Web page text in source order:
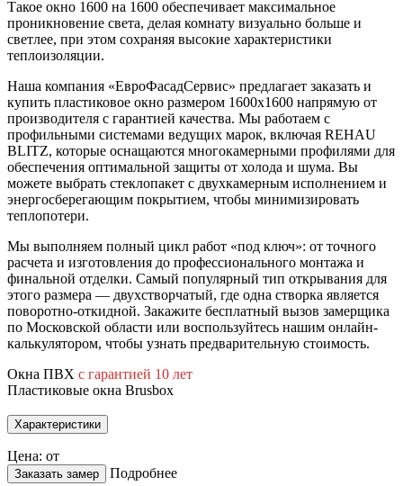
Такое окно 1600 на 1600 обеспечивает максимальное
проникновение света, делая комнату визуально больше и
светлее, при этом сохраняя высокие характеристики
теплоизоляции.
Наша компания «ЕвроФасадСервис» предлагает заказать и
купить пластиковое окно размером 1600х1600 напрямую от
производителя с гарантией качества. Мы работаем с
профильными системами ведущих марок, включая REHAU
BLITZ, которые оснащаются многокамерными профилями для
обеспечения оптимальной защиты от холода и шума. Вы
можете выбрать стеклопакет с двухкамерным исполнением и
энергосберегающим покрытием, чтобы минимизировать
теплопотери.
Мы выполняем полный цикл работ «под ключ»: от точного
расчета и изготовления до профессионального монтажа и
финальной отделки. Самый популярный тип открывания для
этого размера — двухстворчатый, где одна створка является
поворотно-откидной. Закажите бесплатный вызов замерщика
по Московской области или воспользуйтесь нашим онлайн-
калькулятором, чтобы узнать предварительную стоимость.
Окна ПВХ с гарантией 10 лет
Пластиковые окна Brusbox
Характеристики
Цена: от
Заказать замер Подробнее